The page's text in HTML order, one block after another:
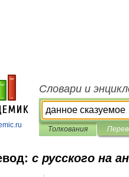
Словари и
Толкования
с русского на